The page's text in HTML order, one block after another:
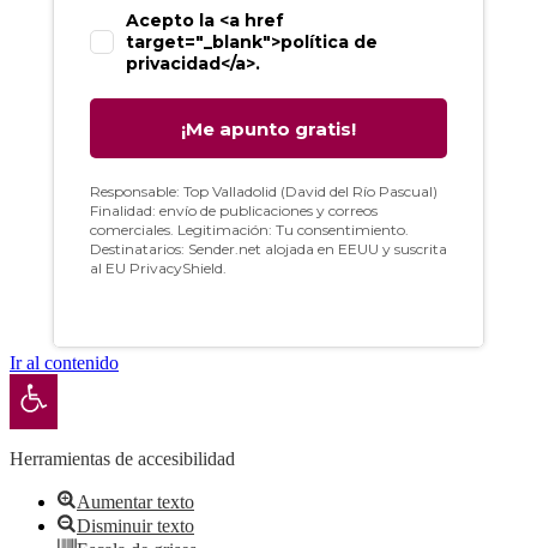
Ir al contenido
Abrir barra de herramientas
Herramientas de accesibilidad
Aumentar texto
Disminuir texto